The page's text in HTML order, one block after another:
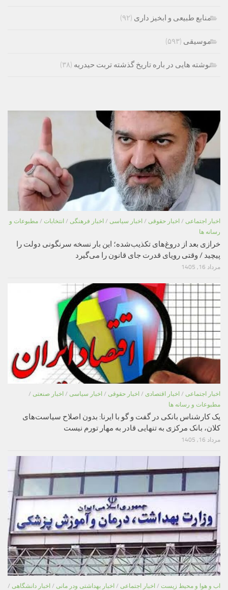
منابع طبیعی و ابخیز داری (۹۲)
موسیقی (۵۹۳)
نوشته هایی در باره تاریخ گذشته تربت حیدریه (۳۸)
اخبار اجتماعی / اخبار حقوقی / اخبار سیاسی / اخبار فرهنگی / انتخابات / مطبوعات و
رسانه ها
خرازی بعد از دروغ‌های تکذیب‌شده؛ این بار نسخه سرنگونی دولت را
پیچید / وقتی رویای قدرت جای قانون را می‌گیرد
مرداد 16, 1405
اخبار اجتماعی / اخبار اقتصادی / اخبار حقوقی / اخبار سیاسی / اخبار صنعتی /
مطبوعات و رسانه ها
یک کارشناس بانکی در گفت و گو با ایرنا: بدون اصلاح سیاست‌های
کلان، بانک مرکزی به تنهایی قادر به مهار تورم نیست
مرداد 16, 1405
اب و هوا و محیط زیست / اخبار اجتماعی / اخبار بهداشتی ودر مانی / اخبار دانشگاهی /